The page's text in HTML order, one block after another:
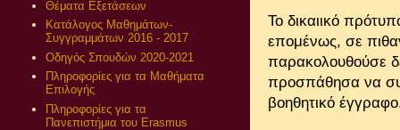
Το δικαιικό
επομένως, σε
παρακολουθούσε
προσπάθησα να
βοηθητικό
Θέματα Εξετάσεων
Κατάλογος Μαθημάτων-
Συγγραμμάτων 2016 - 2017
Οδηγός Σπουδών 2020-2021
Πληροφορίες για τα Μαθήματα
Επιλογής
Πληροφορίες για τα
Πανεπιστήμια του Erasmus